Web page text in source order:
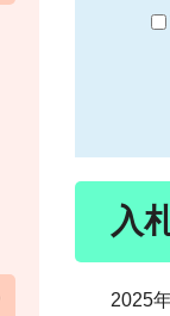
り
入
2025